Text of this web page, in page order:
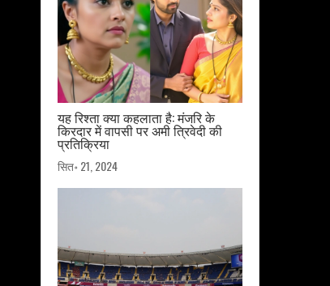
यह रिश्ता क्या कहलाता है: मंजरि के
किरदार में वापसी पर अमी त्रिवेदी की
प्रतिक्रिया
सित॰ 21, 2024